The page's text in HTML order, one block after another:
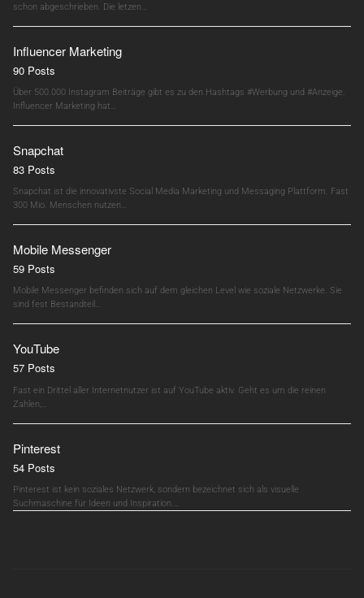
schon abgeschrieben. Die letzen…
Influencer Marketing
90 Posts
Über 500.000 Instagram Beiträge gibt es zu den Hashtags #Werbung und #Anzeige.
Influencer Marketing hat…
Snapchat
83 Posts
Snapchat ist die innovativste Social Media Marketing und Messaging Plattform. Fast
300 Mio. Menschen nutzen…
Mobile Messenger
59 Posts
Mobile Messenger befinden sich auf dem gleichen Level wie soziale Netzwerke. Sie
sind fest Bestandteil…
YouTube
57 Posts
Fast ein Drittel aller Internetnutzer ist auf YouTube aktiv. Geht es um die reinen
Zahlen,…
Pinterest
54 Posts
Pinterest ist kein soziales Netzwerk, sondern bezeichnet sich als visuelle
Suchmaschine für Ideen und Inspiration.…